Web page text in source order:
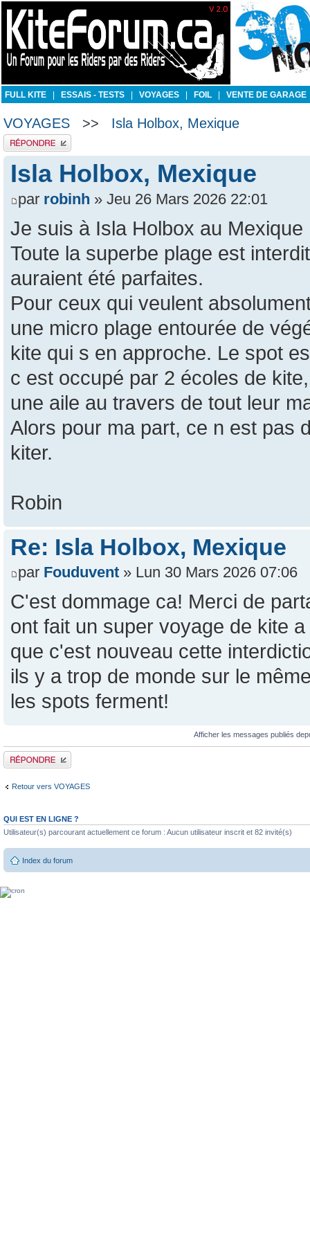
FULL KITE ESSAIS - TESTS VOYAGES FOIL VENTE DE GARAGE
VOYAGES >> Isla Holbox, Mexique
Publier une réponse
Isla Holbox, Mexique
par robinh » Jeu 26 Mars 2026 22:01
Je suis à Isla Holbox au Mexique
Toute la superbe plage est
auraient été parfaites.
Pour ceux qui veulent
une micro plage entourée de
kite qui s en approche. Le spot
c est occupé par 2 écoles de
une aile au travers de tout leur
Alors pour ma part, ce n est pas
kiter.
Robin
Re: Isla Holbox, Mexique
par Fouduvent » Lun 30 Mars 2026 07:06
C'est dommage ca! Merci de
ont fait un super voyage de kite
que c'est nouveau cette
ils y a trop de monde sur le
les spots ferment!
Afficher les messages publiés
Publier une réponse
Retour vers VOYAGES
QUI EST EN LIGNE ?
Utilisateur(s) parcourant actuellement ce forum : Aucun utilisateur inscrit et 82 invité(s)
Index du forum